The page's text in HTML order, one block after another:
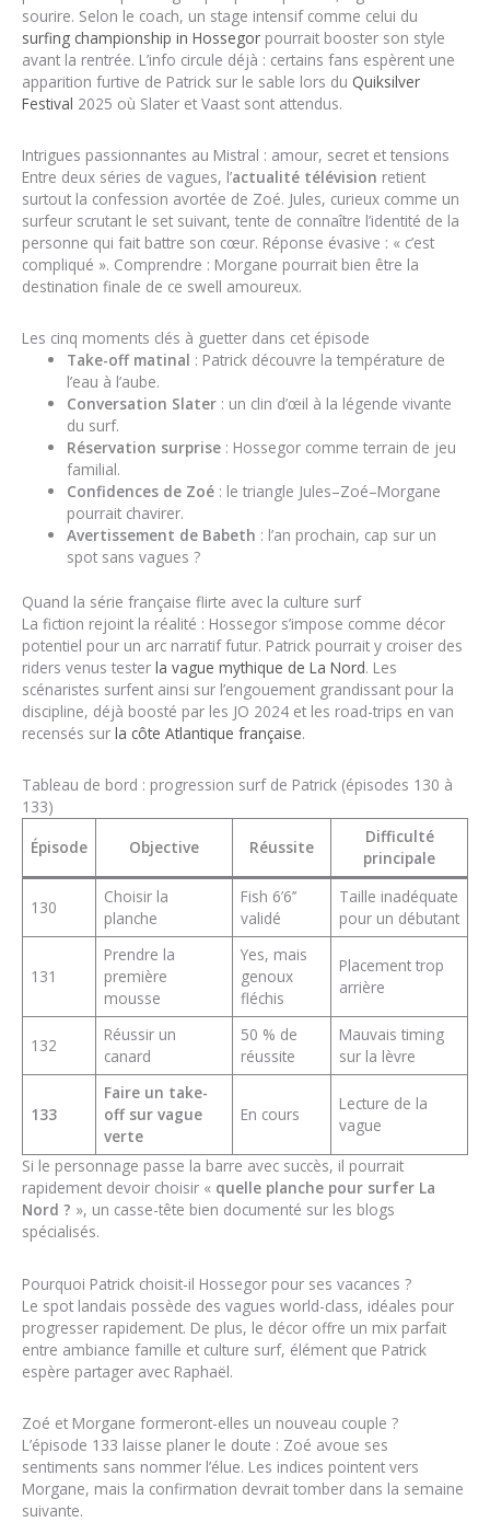
sourire. Selon le coach, un stage intensif comme celui du
surfing championship in Hossegor pourrait booster son style
avant la rentrée. L’info circule déjà : certains fans espèrent une
apparition furtive de Patrick sur le sable lors du Quiksilver
Festival 2025 où Slater et Vaast sont attendus.
Intrigues passionnantes au Mistral : amour, secret et tensions
Entre deux séries de vagues, l’actualité télévision retient
surtout la confession avortée de Zoé. Jules, curieux comme un
surfeur scrutant le set suivant, tente de connaître l’identité de la
personne qui fait battre son cœur. Réponse évasive : « c’est
compliqué ». Comprendre : Morgane pourrait bien être la
destination finale de ce swell amoureux.
Les cinq moments clés à guetter dans cet épisode
Take-off matinal : Patrick découvre la température de
l’eau à l’aube.
Conversation Slater : un clin d’œil à la légende vivante
du surf.
Réservation surprise : Hossegor comme terrain de jeu
familial.
Confidences de Zoé : le triangle Jules–Zoé–Morgane
pourrait chavirer.
Avertissement de Babeth : l’an prochain, cap sur un
spot sans vagues ?
Quand la série française flirte avec la culture surf
La fiction rejoint la réalité : Hossegor s’impose comme décor
potentiel pour un arc narratif futur. Patrick pourrait y croiser des
riders venus tester la vague mythique de La Nord. Les
scénaristes surfent ainsi sur l’engouement grandissant pour la
discipline, déjà boosté par les JO 2024 et les road-trips en van
recensés sur la côte Atlantique française.
Tableau de bord : progression surf de Patrick (épisodes 130 à
133)
Épisode
Objective Réussite
Difficulté
principale
130
Choisir la
planche
Fish 6’6’’
validé
Taille inadéquate
pour un débutant
131
Prendre la
première
mousse
Yes, mais
genoux
fléchis
Placement trop
arrière
132
Réussir un
canard
50 % de
réussite
Mauvais timing
sur la lèvre
133
Faire un take-
off sur vague
verte
En cours
Lecture de la
vague
Si le personnage passe la barre avec succès, il pourrait
rapidement devoir choisir « quelle planche pour surfer La
Nord ? », un casse-tête bien documenté sur les blogs
spécialisés.
Pourquoi Patrick choisit-il Hossegor pour ses vacances ?
Le spot landais possède des vagues world-class, idéales pour
progresser rapidement. De plus, le décor offre un mix parfait
entre ambiance famille et culture surf, élément que Patrick
espère partager avec Raphaël.
Zoé et Morgane formeront-elles un nouveau couple ?
L’épisode 133 laisse planer le doute : Zoé avoue ses
sentiments sans nommer l’élue. Les indices pointent vers
Morgane, mais la confirmation devrait tomber dans la semaine
suivante.